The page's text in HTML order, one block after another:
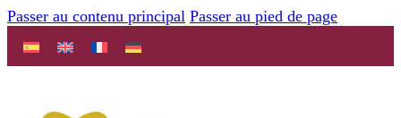
Passer au contenu principal Passer au pied de page